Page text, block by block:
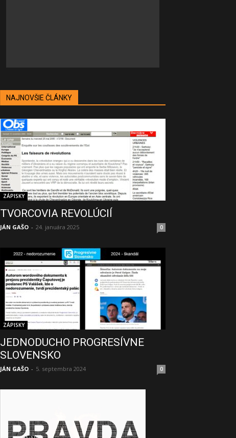
NAJNOVŠIE ČLÁNKY
ZÁPISKY
TVORCOVIA REVOLÚCIÍ
JÁN GAŠO - 24. januára 2025 0
ZÁPISKY
JEDNODUCHO PROGRESÍVNE
SLOVENSKO
JÁN GAŠO - 5. septembra 2024 0